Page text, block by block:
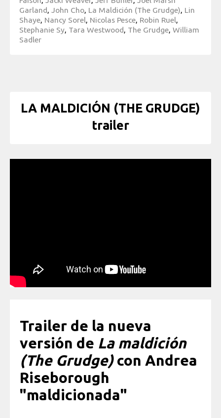
Garland, John Cho, La Maldición (The Grudge), Lin
Shaye, Nancy Sorel, Nicolas Pesce, Robin Ruel,
Stephanie Sy, Tara Westwood, The Grudge, William
Sadler
LA MALDICIÓN (THE GRUDGE)
trailer
Trailer de la nueva
versión de La maldición
(The Grudge)con Andrea
Riseborough
"maldicionada"